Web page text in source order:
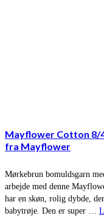
Mayflower Cotton 8/
fra Mayflower
Mørkebrun bomuldsgarn
arbejde med denne
har en skøn, rolig dybde,
babytrøje. Den er super …